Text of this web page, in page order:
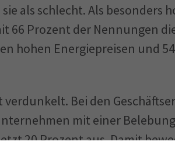
als schlecht. Als besonders
66 Prozent der Nennungen
hohen Energiepreisen und
Bei den
mit einer
20 Prozent aus. Damit